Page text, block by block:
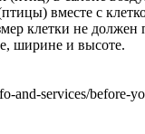
вместе с
клетки не должен
ширине и высоте.
and-services/before-